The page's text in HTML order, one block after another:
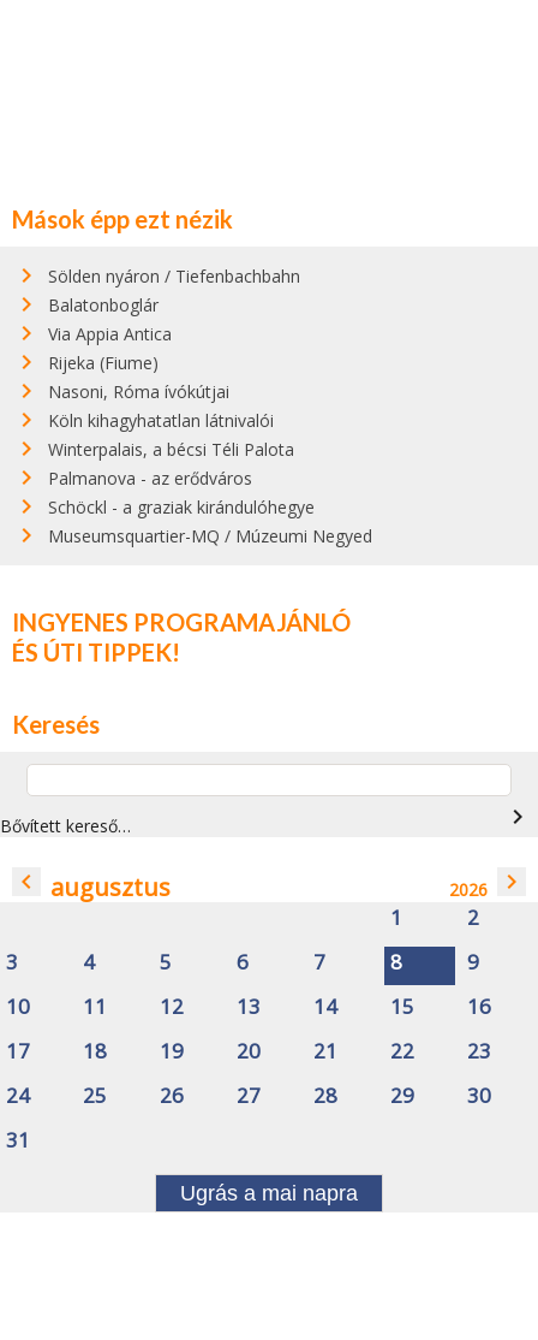
Mások épp ezt nézik
Sölden nyáron / Tiefenbachbahn
Balatonboglár
Via Appia Antica
Rijeka (Fiume)
Nasoni, Róma ívókútjai
Köln kihagyhatatlan látnivalói
Winterpalais, a bécsi Téli Palota
Palmanova - az erődváros
Schöckl - a graziak kirándulóhegye
Museumsquartier-MQ / Múzeumi Negyed
INGYENES PROGRAMAJÁNLÓ
ÉS ÚTI TIPPEK!
Keresés
Bővített kereső… navigate_next
navigate_before augusztus 2026 navigate_next
1
2
3
4 5 6 7 8
9
10
11 12 13 14 15
16
17
18 19 20 21 22
23
24
25 26 27 28 29
30
31
Ugrás a mai napra